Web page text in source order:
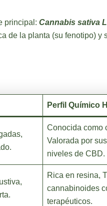
principal: Cannabis sativa L
de la planta (su fenotipo) y
Perfil Químico
Conocida como
Valorada por
niveles de CBD.
Rica en resina,
cannabinoides
terapéuticos.